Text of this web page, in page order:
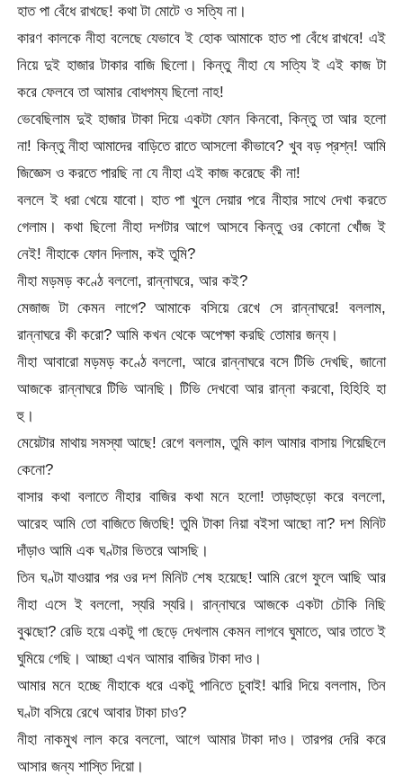
হাত পা বেঁধে রাখছে! কথা টা মোটে ও সত্যি না।
কারণ কালকে নীহা বলেছে যেভাবে ই হোক আমাকে হাত পা বেঁধে রাখবে! এই
নিয়ে দুই হাজার টাকার বাজি ছিলো। কিন্তু নীহা যে সত্যি ই এই কাজ টা
করে ফেলবে তা আমার বোধগম্য ছিলো নাহ!
ভেবেছিলাম দুই হাজার টাকা দিয়ে একটা ফোন কিনবো, কিন্তু তা আর হলো
না! কিন্তু নীহা আমাদের বাড়িতে রাতে আসলো কীভাবে? খুব বড় প্রশ্ন! আমি
জিজ্ঞেস ও করতে পারছি না যে নীহা এই কাজ করেছে কী না!
বললে ই ধরা খেয়ে যাবো। হাত পা খুলে দেয়ার পরে নীহার সাথে দেখা করতে
গেলাম। কথা ছিলো নীহা দশটার আগে আসবে কিন্তু ওর কোনো খোঁজ ই
নেই! নীহাকে ফোন দিলাম, কই তুমি?
নীহা মড়মড় কণ্ঠে বললো, রান্নাঘরে, আর কই?
মেজাজ টা কেমন লাগে? আমাকে বসিয়ে রেখে সে রান্নাঘরে! বললাম,
রান্নাঘরে কী করো? আমি কখন থেকে অপেক্ষা করছি তোমার জন্য।
নীহা আবারো মড়মড় কণ্ঠে বললো, আরে রান্নাঘরে বসে টিভি দেখছি, জানো
আজকে রান্নাঘরে টিভি আনছি। টিভি দেখবো আর রান্না করবো, হিহিহি হা
হু।
মেয়েটার মাথায় সমস্যা আছে! রেগে বললাম, তুমি কাল আমার বাসায় গিয়েছিলে
কেনো?
বাসার কথা বলাতে নীহার বাজির কথা মনে হলো! তাড়াহুড়ো করে বললো,
আরেহ আমি তো বাজিতে জিতছি! তুমি টাকা নিয়া বইসা আছো না? দশ মিনিট
দাঁড়াও আমি এক ঘণ্টার ভিতরে আসছি।
তিন ঘণ্টা যাওয়ার পর ওর দশ মিনিট শেষ হয়েছে! আমি রেগে ফুলে আছি আর
নীহা এসে ই বললো, স্যরি স্যরি। রান্নাঘরে আজকে একটা চৌকি নিছি
বুঝছো? রেডি হয়ে একটু গা ছেড়ে দেখলাম কেমন লাগবে ঘুমাতে, আর তাতে ই
ঘুমিয়ে গেছি। আচ্ছা এখন আমার বাজির টাকা দাও।
আমার মনে হচ্ছে নীহাকে ধরে একটু পানিতে চুবাই! ঝারি দিয়ে বললাম, তিন
ঘণ্টা বসিয়ে রেখে আবার টাকা চাও?
নীহা নাকমুখ লাল করে বললো, আগে আমার টাকা দাও। তারপর দেরি করে
আসার জন্য শাস্তি দিয়ো।